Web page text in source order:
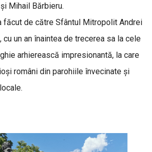
Mihail Bărbieru.
de către Sfântul Mitropolit Andrei
cu un an înaintea de trecerea sa la cele
arhierească impresionantă, la care
români din parohiile învecinate și